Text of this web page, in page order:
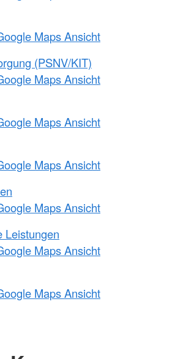
Maps Ansicht
(PSNV/KIT)
Maps Ansicht
Maps Ansicht
Maps Ansicht
Maps Ansicht
Leistungen
Maps Ansicht
Maps Ansicht